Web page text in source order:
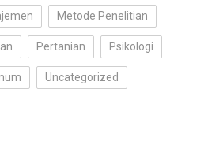
Metode Penelitian
Pertanian Psikologi
Uncategorized